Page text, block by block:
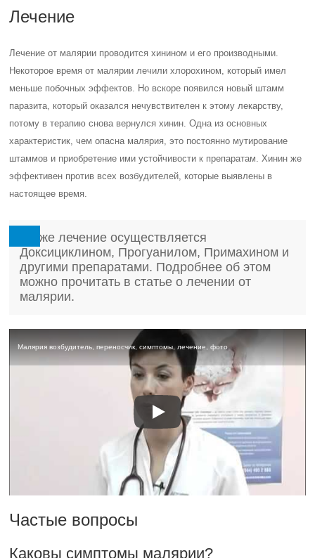
Лечение
Лечение от малярии проводится хинином и его производными.
Некоторое время от малярии лечили хлорохином, который имел
меньше побочных эффектов. Но вскоре появился новый штамм
паразита, который оказался нечувствителен к этому лекарству,
потому в терапию снова вернулся хинин. Одна из основных
характеристик, чем опасна малярия, это постоянно мутирование
штаммов и приобретение ими устойчивости к препаратам. Хинин же
эффективен против всех возбудителей, которые выявлены в
настоящее время.
Также лечение осуществляется
Доксициклином, Прогуанилом, Примахином и
другими препаратами. Подробнее об этом
можно прочитать в статье о лечении от
малярии.
Малярия возбудитель, переносчик, симптомы, лечение, фото
Частые вопросы
Каковы симптомы малярии?